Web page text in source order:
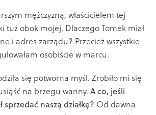
mężczyzną, właścicielem tej
tuż obok mojej. Dlaczego Tomek miał
i adres zarządu? Przecież wszystkie
osobiście w marcu.
się potworna myśl. Zrobiło mi się
na brzegu wanny. A co, jeśli
naszą działkę? Od dawna